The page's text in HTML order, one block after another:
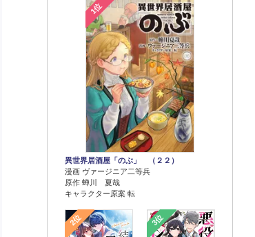
1位
異世界居酒屋「のぶ」 （２２）
漫画 ヴァージニア二等兵
原作 蝉川 夏哉
キャラクター原案 転
2位 3位